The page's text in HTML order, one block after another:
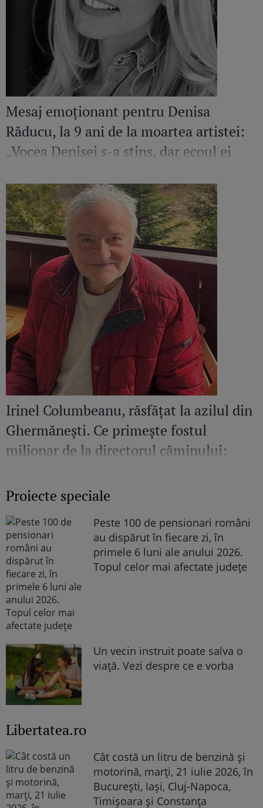
Mesaj emoționant pentru Denisa
Răducu, la 9 ani de la moartea artistei:
„Vocea Denisei s-a stins, dar ecoul ei
Irinel Columbeanu, răsfățat la azilul din
Ghermănești. Ce primește fostul
milionar de la directorul căminului:
Proiecte speciale
Peste 100 de pensionari români
au dispărut în fiecare zi, în
primele 6 luni ale anului 2026.
Topul celor mai afectate județe
Un vecin instruit poate salva o
viață. Vezi despre ce e vorba
Libertatea.ro
Cât costă un litru de benzină și
motorină, marți, 21 iulie 2026, în
București, Iași, Cluj-Napoca,
Timișoara și Constanța